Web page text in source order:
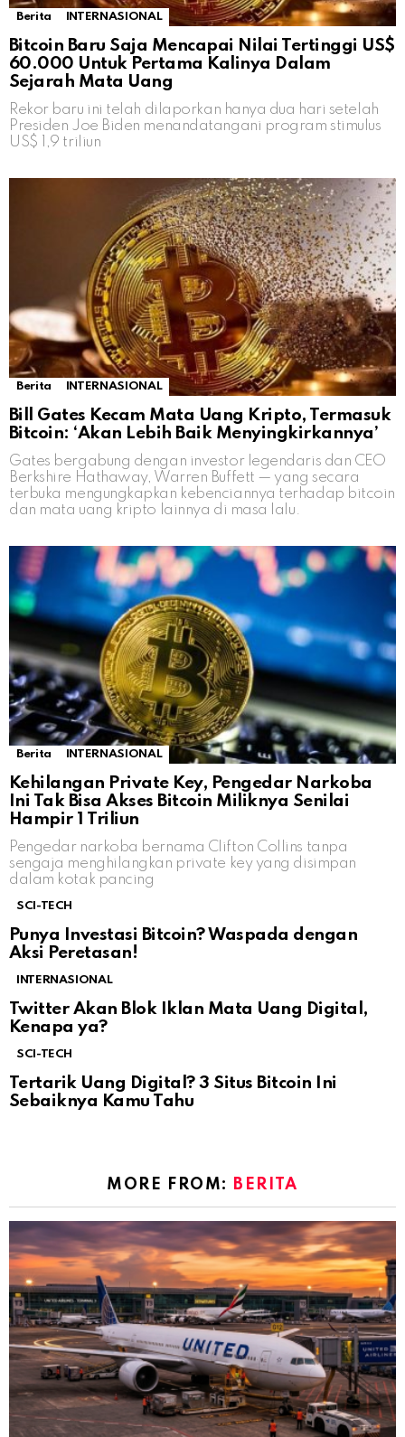
Berita INTERNASIONAL
Bitcoin Baru Saja Mencapai Nilai Tertinggi US$
60.000 Untuk Pertama Kalinya Dalam
Sejarah Mata Uang
Rekor baru ini telah dilaporkan hanya dua hari setelah
Presiden Joe Biden menandatangani program stimulus
US$ 1,9 triliun
Berita INTERNASIONAL
Bill Gates Kecam Mata Uang Kripto, Termasuk
Bitcoin: ‘Akan Lebih Baik Menyingkirkannya’
Gates bergabung dengan investor legendaris dan CEO
Berkshire Hathaway, Warren Buffett — yang secara
terbuka mengungkapkan kebenciannya terhadap bitcoin
dan mata uang kripto lainnya di masa lalu.
Berita INTERNASIONAL
Kehilangan Private Key, Pengedar Narkoba
Ini Tak Bisa Akses Bitcoin Miliknya Senilai
Hampir 1 Triliun
Pengedar narkoba bernama Clifton Collins tanpa
sengaja menghilangkan private key yang disimpan
dalam kotak pancing
SCI-TECH
Punya Investasi Bitcoin? Waspada dengan
Aksi Peretasan!
INTERNASIONAL
Twitter Akan Blok Iklan Mata Uang Digital,
Kenapa ya?
SCI-TECH
Tertarik Uang Digital? 3 Situs Bitcoin Ini
Sebaiknya Kamu Tahu
MORE FROM: BERITA